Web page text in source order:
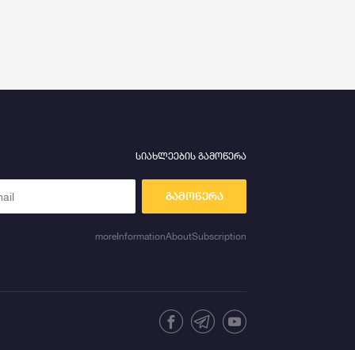
სიახლეების გამოწერა
გამოწერა
moreInformationAboutSubscription